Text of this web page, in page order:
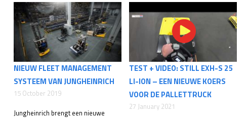
NIEUW FLEET MANAGEMENT
SYSTEEM VAN JUNGHEINRICH
15 October 2019
Jungheinrich brengt een nieuwe
TEST + VIDEO: STILL EXH-S 25
LI-ION – EEN NIEUWE KOERS
VOOR DE PALLETTRUCK
27 January 2021